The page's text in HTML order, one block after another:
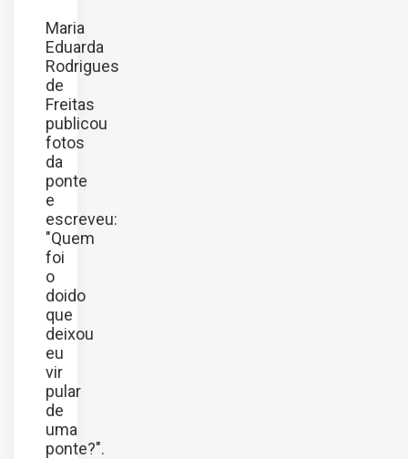
Maria
Eduarda
Rodrigues
de
Freitas
publicou
fotos
da
ponte
e
escreveu:
"Quem
foi
o
doido
que
deixou
eu
vir
pular
de
uma
ponte?".